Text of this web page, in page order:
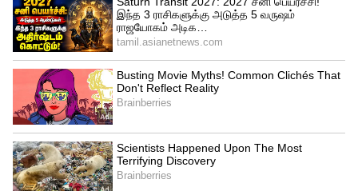
Image Credit :Our Own
ரயில்வே அமைச்சகம்
ரயில்வே அமைச்சகம் 2026, ஜூன் 19 அன்று